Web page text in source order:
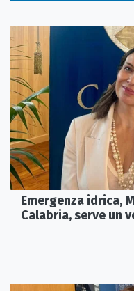
Emergenza idrica,
Calabria, serve un